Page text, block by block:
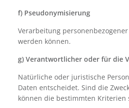
f) Pseudonymisierung
Verarbeitung
werden können.
g) Verantwortlicher oder für die
Natürliche oder juristische
Daten entscheidet. Sind die
können die bestimmten Kriterien